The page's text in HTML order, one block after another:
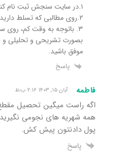
۱.در سایت سنجش ثبت نام کنید.
۲.روی مطالبی که تسلط دارید، بیشتر سرمایه گذاری کنید.
۳. باتوجه به وقت کم، روی
بصورت تشریحی و تحلیلی و
موفق باشید.
پاسخ
فاطمه آبان ۱۵, ۱۴۰۳ ۲:۱۶ ب٫ظ
اگه راست میگین تحصیل
همه شهریه های نجومی نگیرید
پول دادنتون پیش کش.
پاسخ